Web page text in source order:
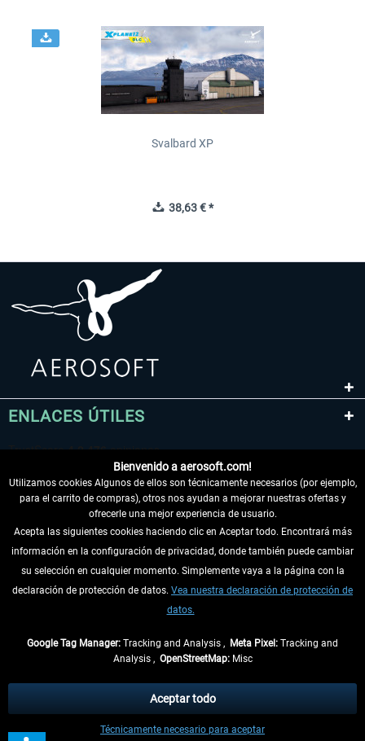
Svalbard XP
38,63 € *
ENLACES ÚTILES
DESISTIR DEL CONTRATO
INFORMACIÓN
tasas de recepción si no se describe lo contrario
** De aplicación a envíos dentro de Alemania. Los plazos de envío para los
demás países se pueden consultar en lainformación de envío
Bienvenido a aerosoft.com!
Utilizamos cookies Algunos de ellos son técnicamente necesarios (por ejemplo,
para el carrito de compras), otros nos ayudan a mejorar nuestras ofertas y
ofrecerle una mejor experiencia de usuario.
Acepta las siguientes cookies haciendo clic en Aceptar todo. Encontrará más
información en la configuración de privacidad, donde también puede cambiar
su selección en cualquier momento. Simplemente vaya a la página con la
declaración de protección de datos. Vea nuestra declaración de protección de
datos.
Google Tag Manager: Tracking and Analysis , Meta Pixel: Tracking and
Analysis , OpenStreetMap:Misc
Técnicamente necesario para aceptar
Aceptar todo